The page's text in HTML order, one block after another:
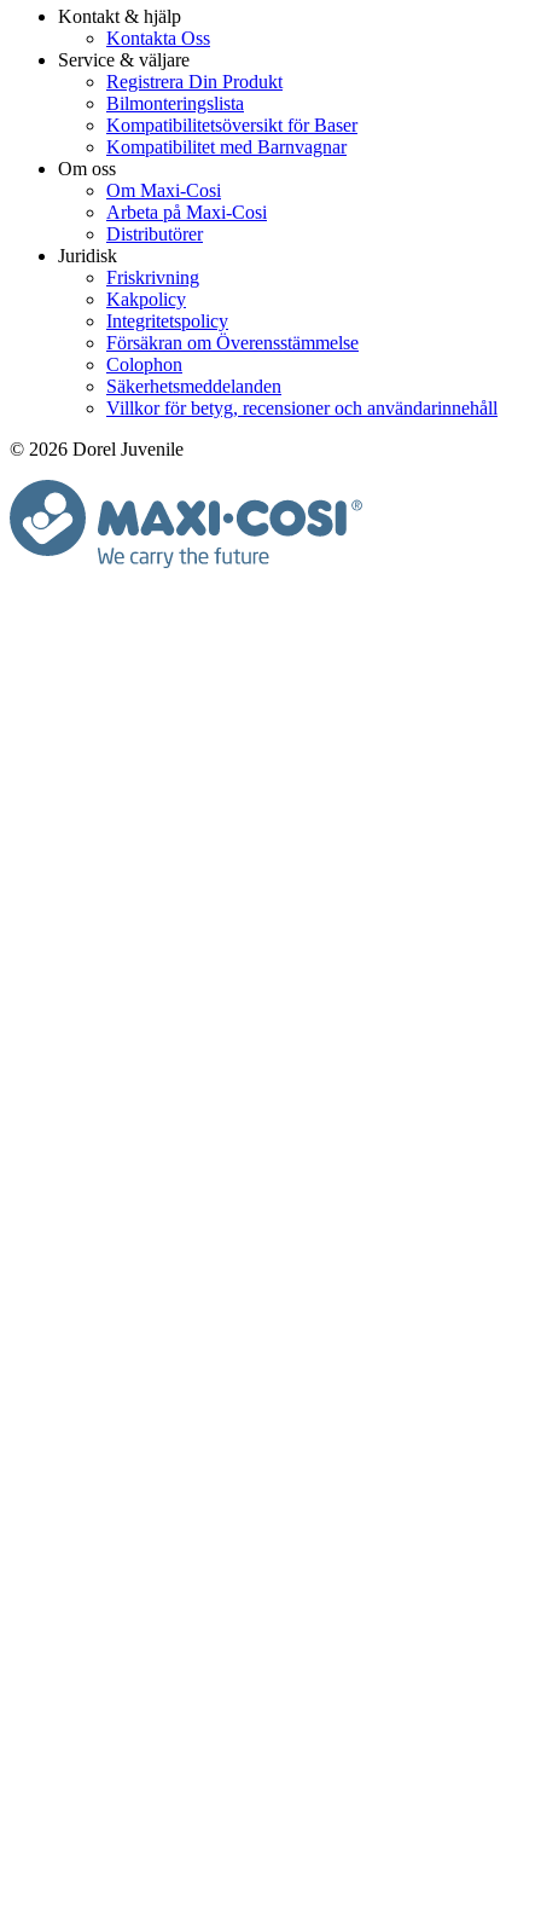
Kontakt & hjälp
Kontakta Oss
Service & väljare
Registrera Din Produkt
Bilmonteringslista
Kompatibilitetsöversikt för Baser
Kompatibilitet med Barnvagnar
Om oss
Om Maxi-Cosi
Arbeta på Maxi-Cosi
Distributörer
Juridisk
Friskrivning
Kakpolicy
Integritetspolicy
Försäkran om Överensstämmelse
Colophon
Säkerhetsmeddelanden
Villkor för betyg, recensioner och användarinnehåll
© 2026 Dorel Juvenile